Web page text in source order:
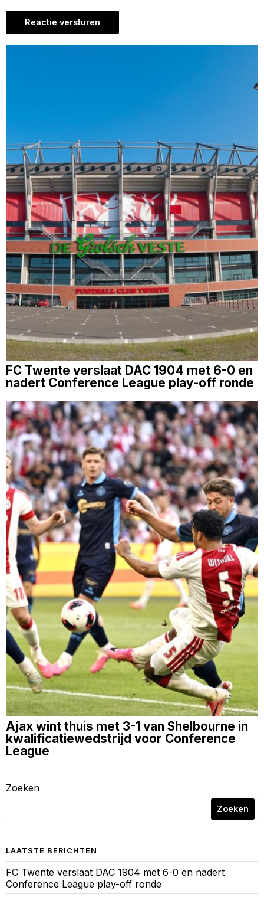
FC Twente verslaat DAC 1904 met 6-0 en
nadert Conference League play-off ronde
Ajax wint thuis met 3-1 van Shelbourne in
kwalificatiewedstrijd voor Conference
League
Zoeken
Zoeken
LAATSTE BERICHTEN
FC Twente verslaat DAC 1904 met 6-0 en nadert
Conference League play-off ronde